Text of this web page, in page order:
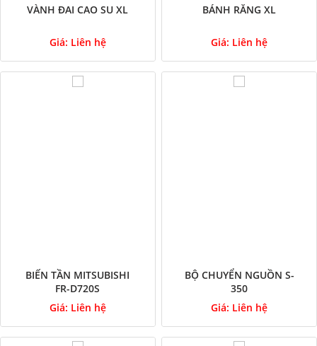
VÀNH ĐAI CAO SU XL
Giá: Liên hệ
BÁNH RĂNG XL
Giá: Liên hệ
BIẾN TẦN MITSUBISHI
FR-D720S
Giá: Liên hệ
BỘ CHUYỂN NGUỒN S-
350
Giá: Liên hệ